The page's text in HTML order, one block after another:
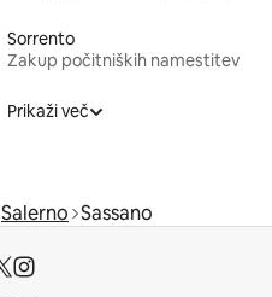
Sorrento
Zakup počitniških namestitev
Prikaži več
Salerno Sassano